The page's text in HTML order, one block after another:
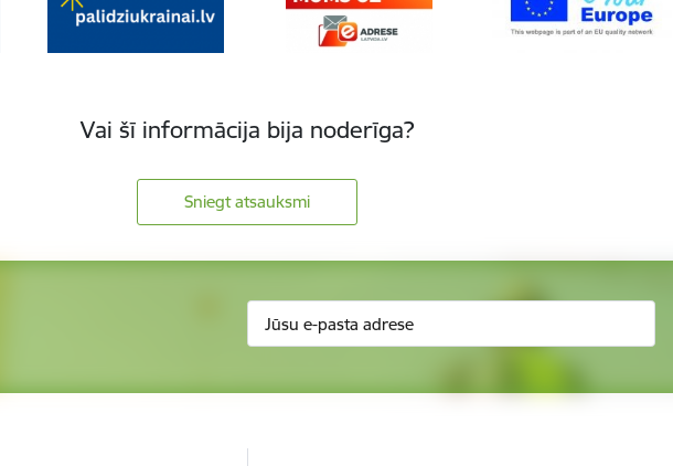
Vai šī informācija bija noderīga?
Sniegt atsauksmi